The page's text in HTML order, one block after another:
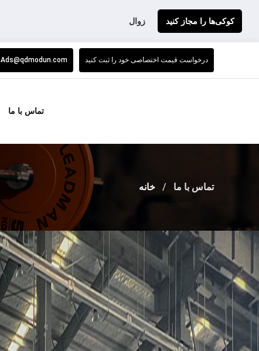
زوال کوکی‌ها را مجاز کنید
Ads@qdmodun.com درخواست قیمت اختصاصی خود را ثبت کنید
تماس با ما
خانه تماس با ما